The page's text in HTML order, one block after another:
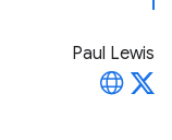
Paul Lewis